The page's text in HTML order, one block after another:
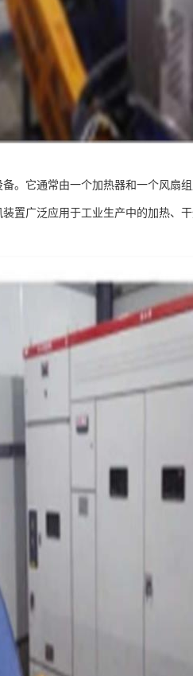
。它通常由一个加热器和一个风扇
置广泛应用于工业生产中的加热、